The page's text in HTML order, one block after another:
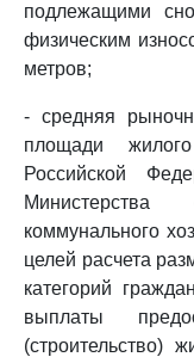
подлежащими
физическим
метров;
- средняя
площади
Российской
коммунального
целей расчета
категорий
выплаты
(строительство)